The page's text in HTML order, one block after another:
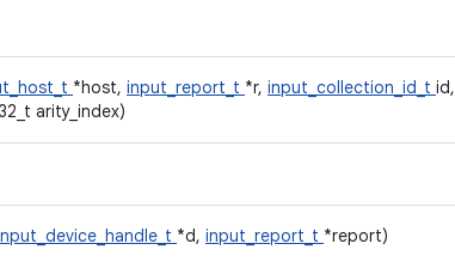
*host, input_report_t *r, input_collection_id_t id,
arity_index)
*d, input_report_t *report)